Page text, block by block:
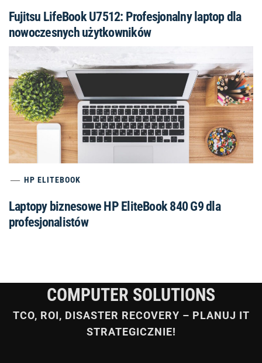
Fujitsu LifeBook U7512: Profesjonalny laptop dla
nowoczesnych użytkowników
HP ELITEBOOK
Laptopy biznesowe HP EliteBook 840 G9 dla
profesjonalistów
COMPUTER SOLUTIONS
TCO, ROI, DISASTER RECOVERY – PLANUJ IT
STRATEGICZNIE!